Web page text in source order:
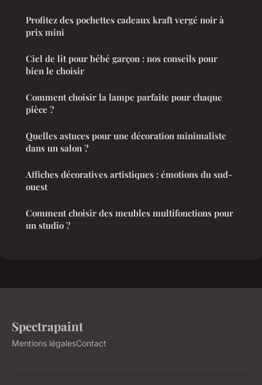
Profitez des pochettes cadeaux kraft vergé noir à
prix mini
Ciel de lit pour bébé garçon : nos conseils pour
bien le choisir
Comment choisir la lampe parfaite pour chaque
pièce ?
Quelles astuces pour une décoration minimaliste
dans un salon ?
Affiches décoratives artistiques : émotions du sud-
ouest
Comment choisir des meubles multifonctions pour
un studio ?
Spectrapaint
Mentions légalesContact